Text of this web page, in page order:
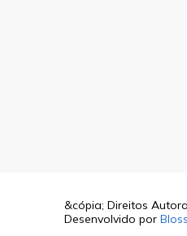
&cópia; Direitos
Desenvolvido por